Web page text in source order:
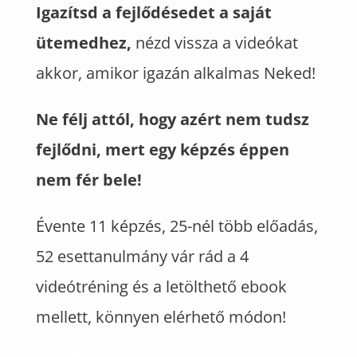
Igazítsd a fejlődésedet a saját
ütemedhez, nézd vissza a videókat
akkor, amikor igazán alkalmas Neked!
Ne félj attól, hogy azért nem tudsz
fejlődni, mert egy képzés éppen
nem fér bele!
Évente 11 képzés, 25-nél több előadás,
52 esettanulmány vár rád a 4
videótréning és a letölthető ebook
mellett, könnyen elérhető módon!